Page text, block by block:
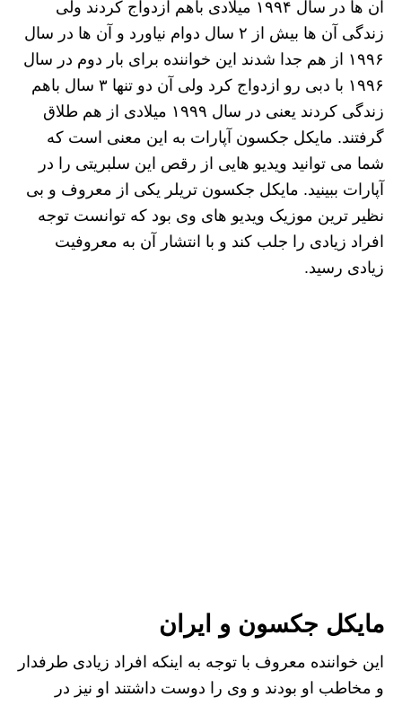
آن ها در سال ۱۹۹۴ میلادی باهم ازدواج کردند ولی
زندگی آن ها بیش از ۲ سال دوام نیاورد و آن ها در سال
۱۹۹۶ از هم جدا شدند این خواننده برای بار دوم در سال
۱۹۹۶ با دبی رو ازدواج کرد ولی آن دو تنها ۳ سال باهم
زندگی کردند یعنی در سال ۱۹۹۹ میلادی از هم طلاق
گرفتند. مایکل جکسون آپارات به این معنی است که
شما می توانید ویدیو هایی از رقص این سلبریتی را در
آپارات ببینید. مایکل جکسون تریلر یکی از معروف و بی
نظیر ترین موزیک ویدیو های وی بود که توانست توجه
افراد زیادی را جلب کند و با انتشار آن به معروفیت
زیادی رسید.
مایکل جکسون و ایران
این خواننده معروف با توجه به اینکه افراد زیادی طرفدار
و مخاطب او بودند و وی را دوست داشتند او نیز در